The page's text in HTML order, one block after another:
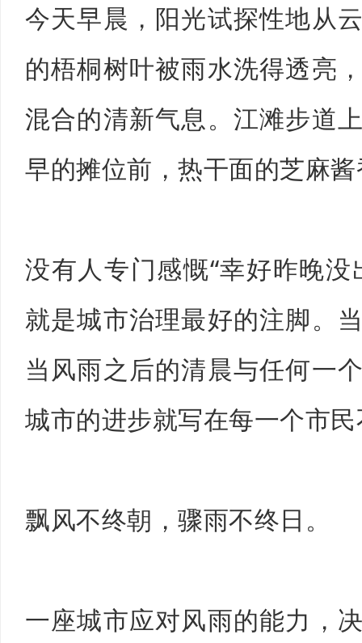
今天早晨，阳光试探性地从
的梧桐树叶被雨水洗得透亮
混合的清新气息。江滩步道
早的摊位前，热干面的芝麻
没有人专门感慨“幸好昨晚
就是城市治理最好的注脚。
当风雨之后的清晨与任何一
城市的进步就写在每一个市
飘风不终朝，骤雨不终日。
一座城市应对风雨的能力，